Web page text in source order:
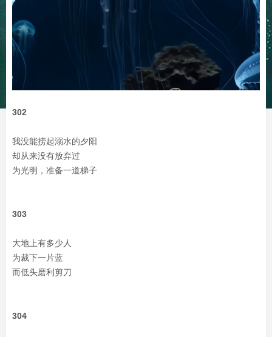
302
我没能捞起溺水的夕阳
却从来没有放弃过
为光明，准备一道梯子
303
大地上有多少人
为裁下一片蓝
而低头磨利剪刀
304